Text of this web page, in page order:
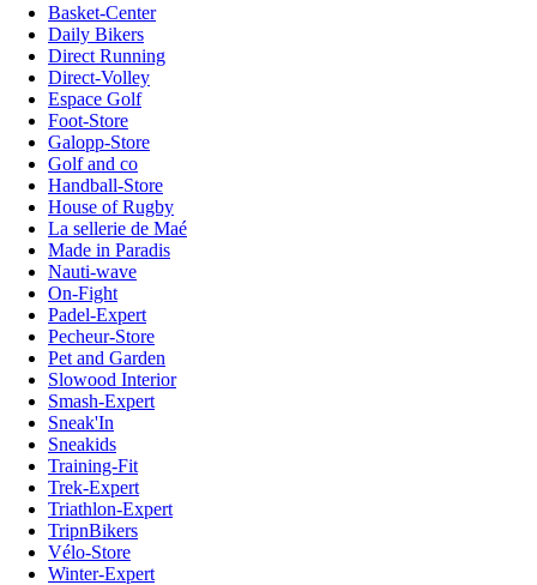
Basket-Center
Daily Bikers
Direct Running
Direct-Volley
Espace Golf
Foot-Store
Galopp-Store
Golf and co
Handball-Store
House of Rugby
La sellerie de Maé
Made in Paradis
Nauti-wave
On-Fight
Padel-Expert
Pecheur-Store
Pet and Garden
Slowood Interior
Smash-Expert
Sneak'In
Sneakids
Training-Fit
Trek-Expert
Triathlon-Expert
TripnBikers
Vélo-Store
Winter-Expert